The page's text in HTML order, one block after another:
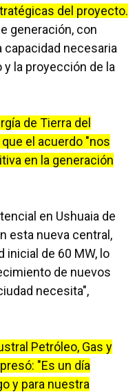
del proyecto.
generación, con
capacidad necesaria
la proyección de la
de Tierra del
el acuerdo "nos
en la generación
en Ushuaia de
esta nueva central,
inicial de 60 MW, lo
de nuevos
necesita",
Petróleo, Gas y
"Es un día
y para nuestra